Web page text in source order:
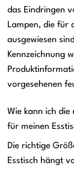
das Eindringen
Lampen, die für
ausgewiesen
Kennzeichnung
vorgesehenen
Wie kann ich die
für meinen
Die richtige
Esstisch hängt